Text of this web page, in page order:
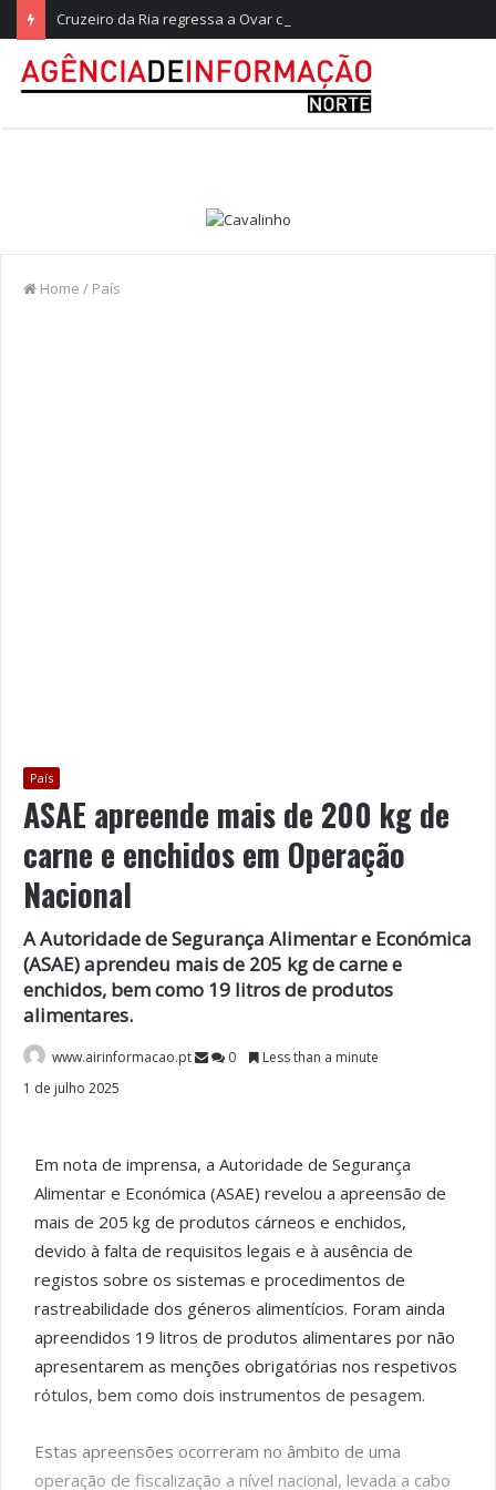
Home / País
País
ASAE apreende mais de 200 kg de
carne e enchidos em Operação
Nacional
A Autoridade de Segurança Alimentar e Económica
(ASAE) aprendeu mais de 205 kg de carne e
enchidos, bem como 19 litros de produtos
alimentares.
www.airinformacao.pt 0
Less than a minute
1 de julho 2025
Em nota de imprensa, a Autoridade de Segurança
Alimentar e Económica (ASAE) revelou a apreensão de
mais de 205 kg de produtos cárneos e enchidos,
devido à falta de requisitos legais e à ausência de
registos sobre os sistemas e procedimentos de
rastreabilidade dos géneros alimentícios. Foram ainda
apreendidos 19 litros de produtos alimentares por não
apresentarem as menções obrigatórias nos respetivos
rótulos, bem como dois instrumentos de pesagem.
Estas apreensões ocorreram no âmbito de uma
operação de fiscalização a nível nacional, levada a cabo